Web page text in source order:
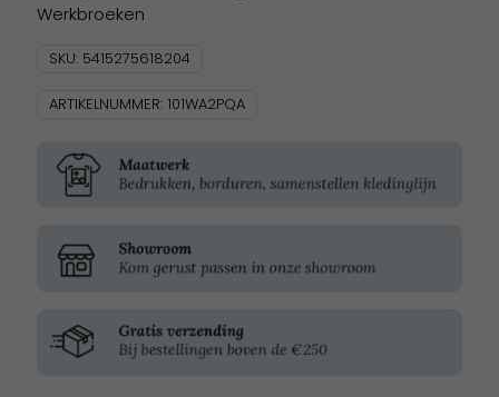
Werkbroeken
SKU: 5415275618204
ARTIKELNUMMER: 101WA2PQA